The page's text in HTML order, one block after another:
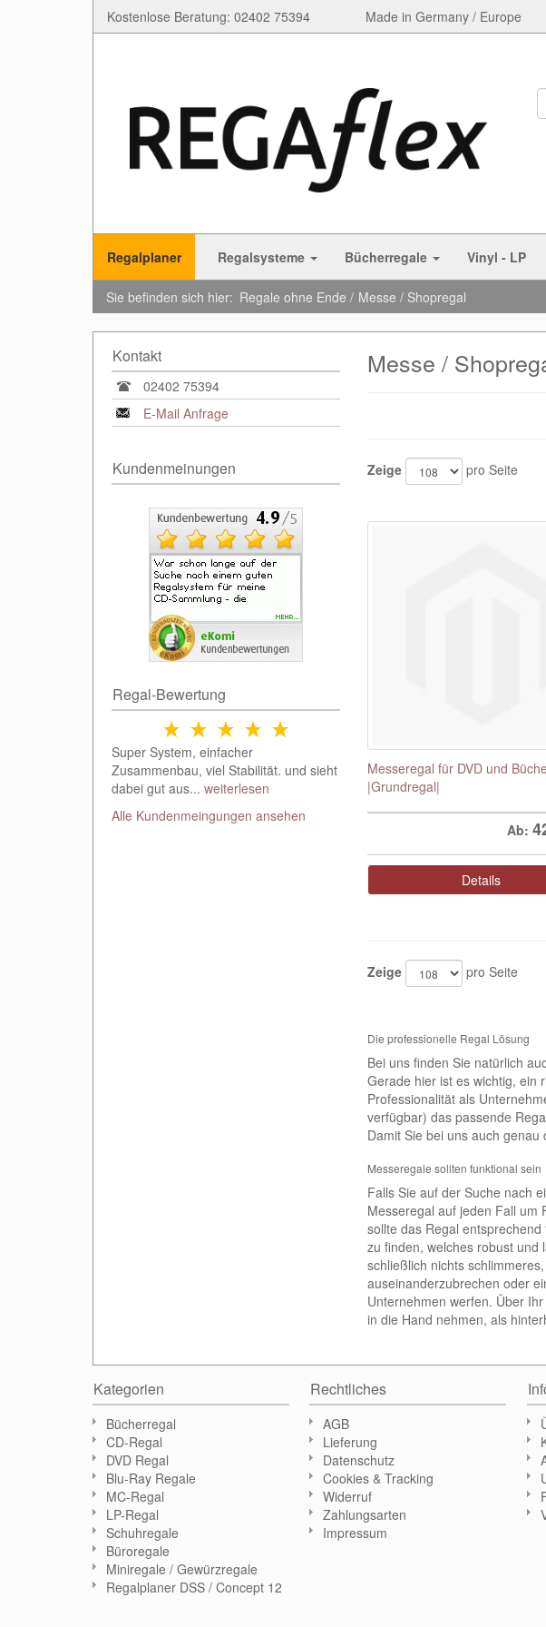
Kostenlose Beratung: 02402 75394 Made in Germany / Europe
Regalplaner Regalsysteme Bücherregale Vinyl - LP
Sie befinden sich hier: Regale ohne Ende Messe / Shopregal
Kontakt
02402 75394
E-Mail Anfrage
Kundenmeinungen
Regal-Bewertung
Super System, einfacher
Zusammenbau, viel Stabilität. und sieht
dabei gut aus... weiterlesen
Alle Kundenmeingungen ansehen
Messe /
Zeige pro Seite
Messeregal für DVD und
|Grundregal|
Ab:
Details
Zeige pro Seite
Die professionelle Regal Lösung
Bei uns finden Sie natürlich
Gerade hier ist es wichtig, ein
Professionalität als
verfügbar) das passende
Damit Sie bei uns auch
Messeregale sollten funktional sein
Falls Sie auf der Suche nach
Messeregal auf jeden Fall um
sollte das Regal
zu finden, welches robust und
schließlich nichts
auseinanderzubrechen oder
Unternehmen werfen. Über
in die Hand nehmen, als
Kategorien
Bücherregal
CD-Regal
DVD Regal
Blu-Ray Regale
MC-Regal
LP-Regal
Schuhregale
Büroregale
Miniregale / Gewürzregale
Regalplaner DSS / Concept 12
Rechtliches
AGB
Lieferung
Datenschutz
Cookies & Tracking
Widerruf
Zahlungsarten
Impressum